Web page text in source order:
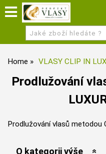
Home VLASY CLIP IN
Prodlužování
Prodlužování vlasů metodou
O kategorii výše